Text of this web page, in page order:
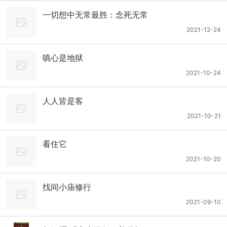
一切想中无常最胜：念死无常
2021-12-24
嗔心是地狱
2021-10-24
人人皆是客
2021-10-21
看住它
2021-10-20
找间小庙修行
2021-09-10